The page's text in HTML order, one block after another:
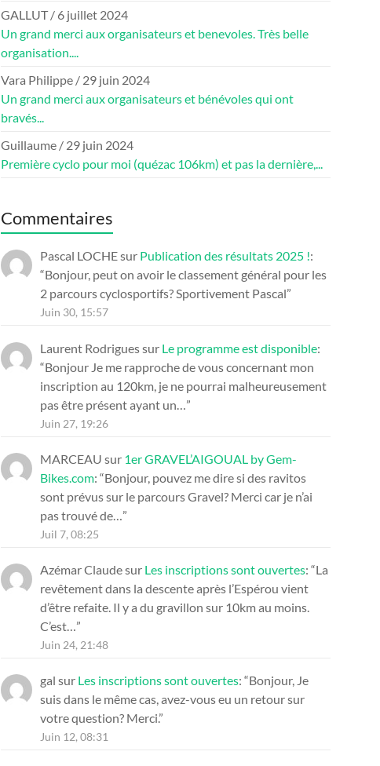
GALLUT/ 6 juillet 2024
Un grand merci aux organisateurs et benevoles. Très belle
organisation....
Vara Philippe / 29 juin 2024
Un grand merci aux organisateurs et bénévoles qui ont
bravés...
Guillaume / 29 juin 2024
Première cyclo pour moi (quézac 106km) et pas la dernière,...
Commentaires
Pascal LOCHEsur Publication des résultats 2025 !:
“Bonjour, peut on avoir le classement général pour les
2 parcours cyclosportifs? Sportivement Pascal”
Juin 30, 15:57
Laurent Rodriguessur Le programme est disponible:
“Bonjour Je me rapproche de vous concernant mon
inscription au 120km, je ne pourrai malheureusement
pas être présent ayant un… ”
Juin 27, 19:26
MARCEAU sur 1er GRAVEL’AIGOUAL by Gem-
Bikes.com: “Bonjour, pouvez me dire si des ravitos
sont prévus sur le parcours Gravel? Merci car je n’ai
pas trouvé de… ”
Juil 7, 08:25
Azémar Claudesur Les inscriptions sont ouvertes: “La
revêtement dans la descente après l’Espérou vient
d’être refaite. Il y a du gravillon sur 10km au moins.
C’est…”
Juin 24, 21:48
gal sur Les inscriptions sont ouvertes: “Bonjour, Je
suis dans le même cas, avez-vous eu un retour sur
votre question? Merci.”
Juin 12, 08:31